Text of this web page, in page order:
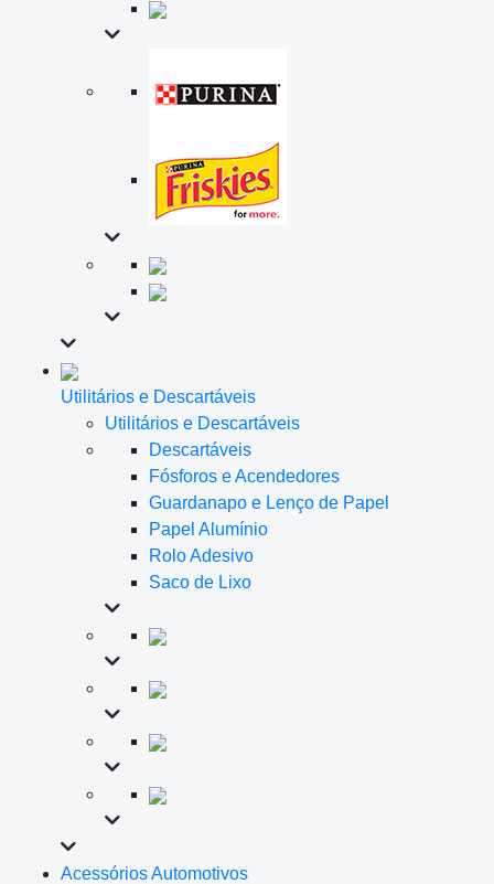
Utilitários e Descartáveis
Utilitários e Descartáveis
Descartáveis
Fósforos e Acendedores
Guardanapo e Lenço de Papel
Papel Alumínio
Rolo Adesivo
Saco de Lixo
Acessórios Automotivos